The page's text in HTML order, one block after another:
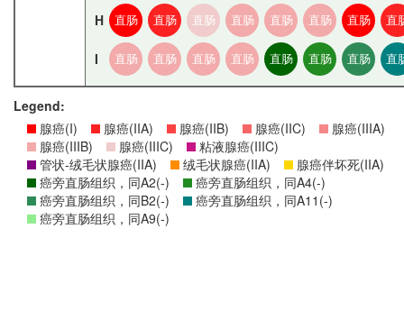
H 直肠 直肠 直肠 直肠 直肠 直肠 直肠 直
I 直肠 直肠 直肠 直肠 直肠 直肠 直肠 直
Legend:
腺癌(I)
腺癌(IIA) 腺癌(IIB) 腺癌(IIC)
腺癌(IIIA)
腺癌(IIIB)
腺癌(IIIC)
粘液腺癌(IIIC)
管状-绒毛状腺癌(IIA)
绒毛状腺癌(IIA)
腺癌伴坏死(IIA)
癌旁直肠组织，同A2(-)
癌旁直肠组织，同A4(-)
癌旁直肠组织，同B2(-)
癌旁直肠组织，同A11(-)
癌旁直肠组织，同A9(-)